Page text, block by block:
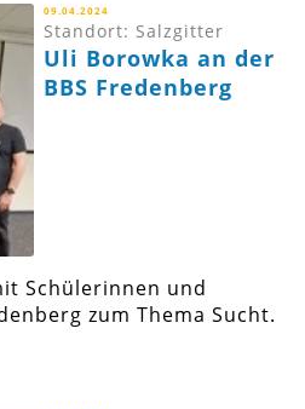
09.04.2024
Standort: Salzgitter
Uli Borowka an der
BBS Fredenberg
Schülerinnen und
zum Thema Sucht.